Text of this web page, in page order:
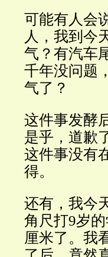
可能有人会
人，我到今
气？有汽车
千年没问题
气了？
这件事发酵
是乎，道歉
这件事没有
得。
还有，我今
角尺打9岁
厘米了。我